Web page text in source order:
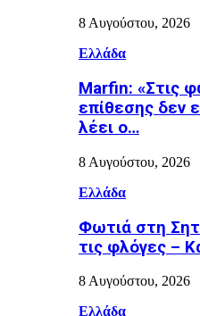
8 Αυγούστου, 2026
Ελλάδα
Marfin: «Στις
επίθεσης δεν
λέει ο…
8 Αυγούστου, 2026
Ελλάδα
Φωτιά στη
τις φλόγες –
8 Αυγούστου, 2026
Ελλάδα